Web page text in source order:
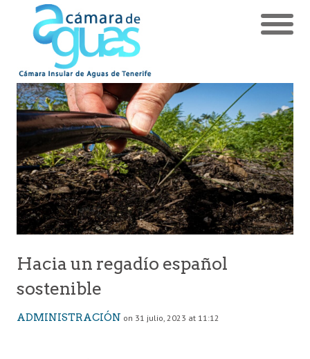
Hacia un regadío español
sostenible
ADMINISTRACIÓN on 31 julio, 2023 at 11:12